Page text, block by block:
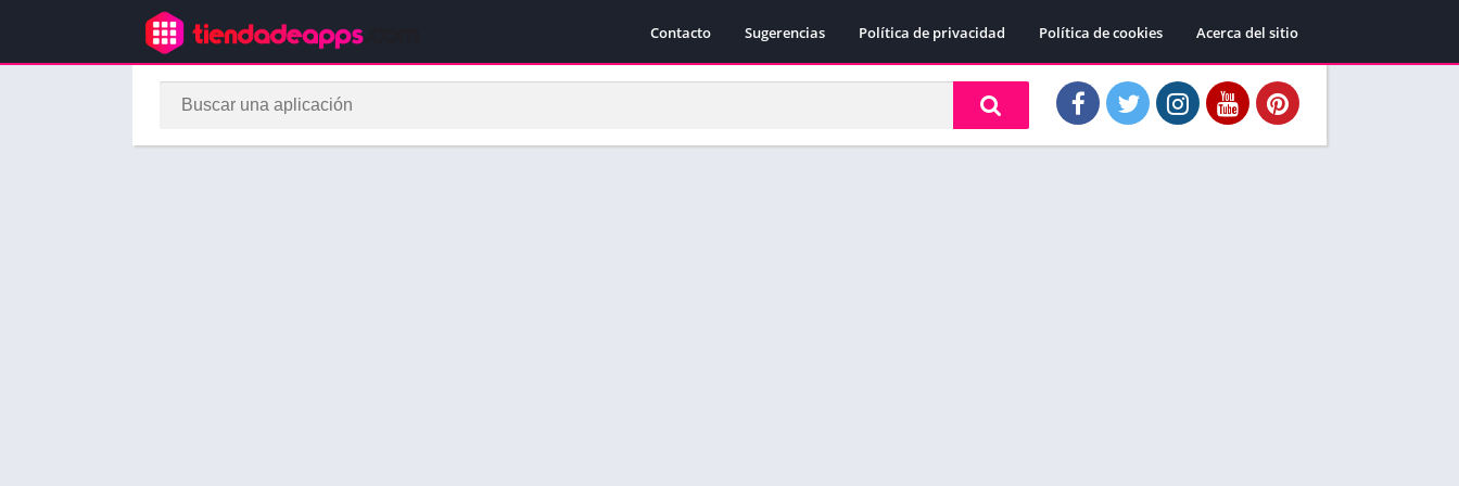
Contacto Sugerencias Política de privacidad Política de cookies Acerca del sitio